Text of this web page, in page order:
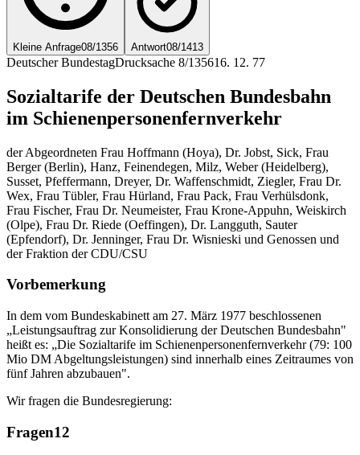
Kleine Anfrage08/1356 Antwort08/1413
Deutscher BundestagDrucksache 8/135616. 12. 77
Sozialtarife der Deutschen Bundesbahn
im Schienenpersonenfernverkehr
der Abgeordneten Frau Hoffmann (Hoya), Dr. Jobst, Sick, Frau
Berger (Berlin), Hanz, Feinendegen, Milz, Weber (Heidelberg),
Susset, Pfeffermann, Dreyer, Dr. Waffenschmidt, Ziegler, Frau Dr.
Wex, Frau Tübler, Frau Hürland, Frau Pack, Frau Verhülsdonk,
Frau Fischer, Frau Dr. Neumeister, Frau Krone-Appuhn, Weiskirch
(Olpe), Frau Dr. Riede (Oeffingen), Dr. Langguth, Sauter
(Epfendorf), Dr. Jenninger, Frau Dr. Wisnieski und Genossen und
der Fraktion der CDU/CSU
Vorbemerkung
In dem vom Bundeskabinett am 27. März 1977 beschlossenen
„Leistungsauftrag zur Konsolidierung der Deutschen Bundesbahn"
heißt es: „Die Sozialtarife im Schienenpersonenfernverkehr (79: 100
Mio DM Abgeltungsleistungen) sind innerhalb eines Zeitraumes von
fünf Jahren abzubauen".
Wir fragen die Bundesregierung:
Fragen12